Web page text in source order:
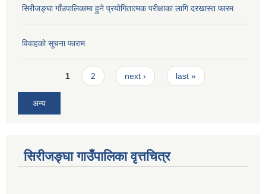
सिरीजङ्घा गाँउपालिकामा हुने प्रयोगितात्मक परीक्षाका लागि दरखास्त फारम
विवाहको सूचना फाराम
Pages1 2 next › last »
अन्य
सिरीजङ्घा गाउँपालिका वृत्तचित्र